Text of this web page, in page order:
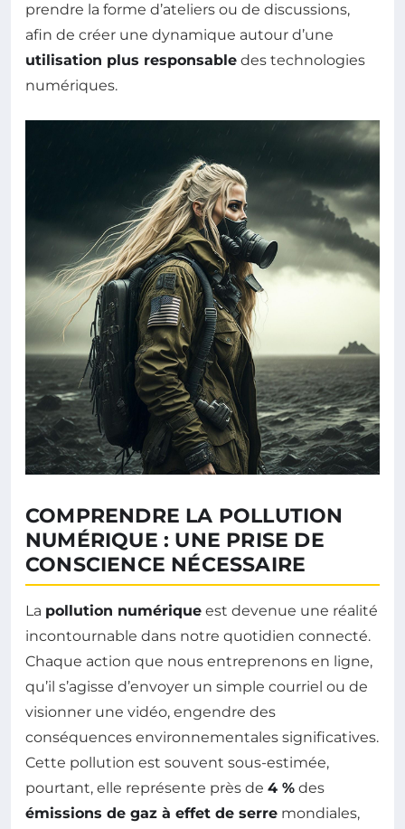
prendre la forme d’ateliers ou de discussions,
afin de créer une dynamique autour d’une
utilisation plus responsable des technologies
numériques.
COMPRENDRE LA POLLUTION
NUMÉRIQUE : UNE PRISE DE
CONSCIENCE NÉCESSAIRE
La pollution numérique est devenue une réalité
incontournable dans notre quotidien connecté.
Chaque action que nous entreprenons en ligne,
qu’il s’agisse d’envoyer un simple courriel ou de
visionner une vidéo, engendre des
conséquences environnementales significatives.
Cette pollution est souvent sous-estimée,
pourtant, elle représente près de 4 % des
émissions de gaz à effet de serre mondiales,